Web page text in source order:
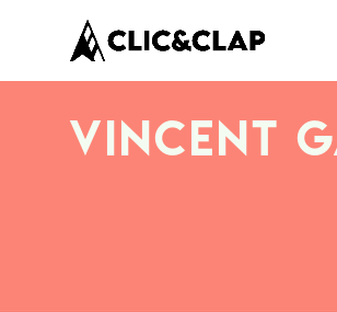
Vincent